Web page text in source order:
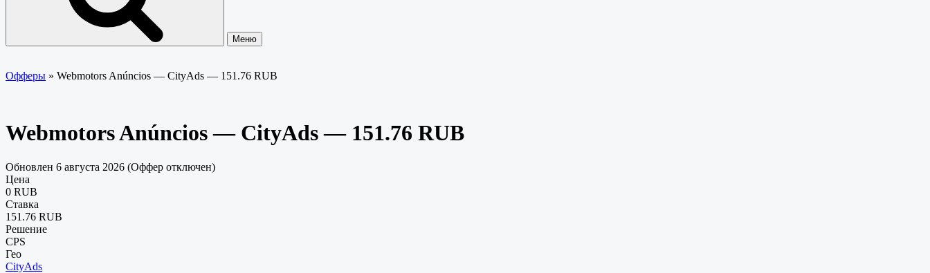
Меню
Офферы » Webmotors Anúncios — CityAds — 151.76 RUB
Webmotors Anúncios — CityAds — 151.76 RUB
Обновлен 6 августа 2026 (Оффер отключен)
Цена
0 RUB
Ставка
151.76 RUB
Решение
CPS
Гео
CityAds